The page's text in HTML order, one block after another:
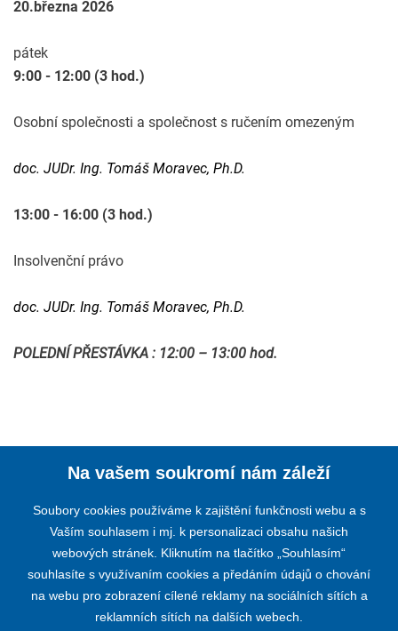
20.března 2026
pátek
9:00 - 12:00 (3 hod.)
Osobní společnosti a společnost s ručením omezeným
doc. JUDr. Ing. Tomáš Moravec, Ph.D.
13:00 - 16:00 (3 hod.)
Insolvenční právo
doc. JUDr. Ing. Tomáš Moravec, Ph.D.
POLEDNÍ PŘESTÁVKA : 12:00 – 13:00 hod.
KOMORA AUDITORŮ ČESKÉ REPUBLIKY
Opletalova 55, 110 00 PRAHA 1
Telefon:+420 224 222 178,+420 224 212 670
Na vašem soukromí nám záleží
Soubory cookies používáme k zajištění funkčnosti webu a s
Vaším souhlasem i mj. k personalizaci obsahu našich
webových stránek. Kliknutím na tlačítko „Souhlasím“
souhlasíte s využívaním cookies a předáním údajů o chování
na webu pro zobrazení cílené reklamy na sociálních sítích a
reklamních sítích na dalších webech.